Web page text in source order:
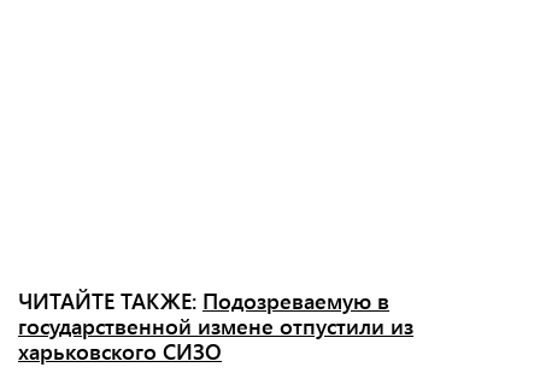
ЧИТАЙТЕ ТАКЖЕ: Подозреваемую в
государственной измене отпустили из
харьковского СИЗО